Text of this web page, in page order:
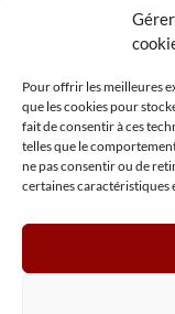
Pour offrir les meilleures
que les cookies pour
fait de consentir à ces
telles que le
ne pas consentir ou de
certaines caractéristiques
INSIGHT NPA
Mentions légales